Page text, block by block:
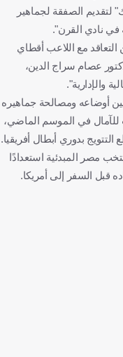
الصفقة لجماهير
في نادي القرن".
مع اللاعب أقطاي
سنوات، وقام الدكتور عصام سراج الدين،
والإدارية".
أوضاعه ومصالحة جماهيره
في الموسم الماضي،
بدوري أبطال أفريقيا.
مصر المبدئية استعدادًا